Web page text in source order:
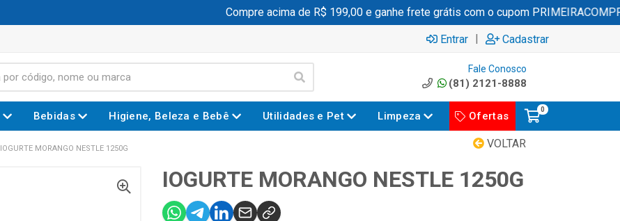
Compre acima de R$ 199,00 e ganhe frete grátis com o cupom PRIMEIRACOMPRA
Entrar | Cadastrar
Fale Conosco
(81) 2121-8888
Bebidas Higiene, Beleza e Bebê Utilidades e Pet Limpeza Ofertas
0
VOLTAR
IOGURTE MORANGO NESTLE 1250G
IOGURTE MORANGO NESTLE 1250G